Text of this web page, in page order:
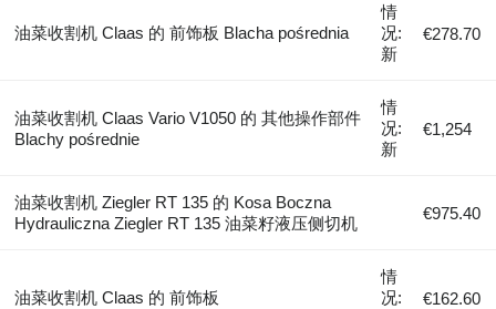
油菜收割机 Claas 的 前饰板 Blacha pośrednia
情
况:
新
€278.70
油菜收割机 Claas Vario V1050 的 其他操作部件
Blachy pośrednie
情
况:
新
€1,254
油菜收割机 Ziegler RT 135 的 Kosa Boczna
Hydrauliczna Ziegler RT 135 油菜籽液压侧切机
€975.40
油菜收割机 Claas 的 前饰板
情
况:
€162.60